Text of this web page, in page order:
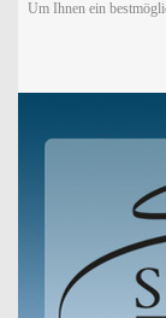
Um Ihnen ein